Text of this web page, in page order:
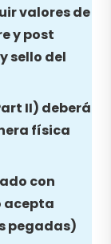
valores de
y post
sello del
II) deberá
física
con
acepta
pegadas)